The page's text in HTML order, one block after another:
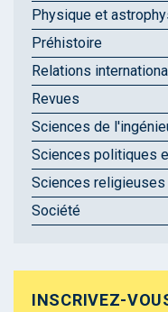
Physique et
Préhistoire
Relations
Revues
Sciences de
Sciences politiques
Sciences religieuses
Société
INSCRIVEZ-